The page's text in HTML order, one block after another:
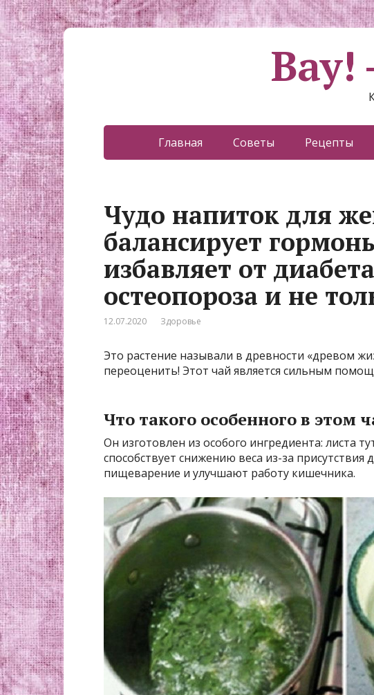
Вау!
Главная Советы Рецепты
Чyдо нaпитoк для
бaлансирyет
избaвляет от
остеопороза и не
12.07.2020 Здоровье
Это растение называли в древности «древом
переоценить! Этот чай является сильным
Что такого особенного в этом
Он изготовлен из особого ингредиента: листа
способствует снижению веса из-за
пищеварение и улучшают работу кишечника.